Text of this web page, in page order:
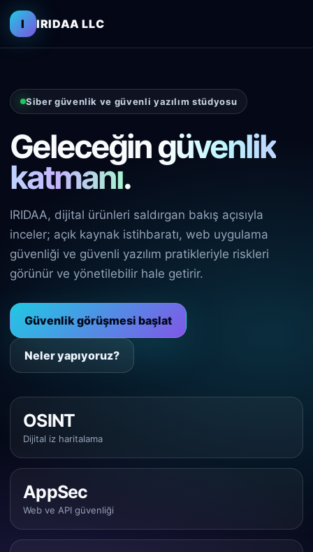
I IRIDAA LLC
Siber güvenlik ve güvenli yazılım stüdyosu
Geleceğingüvenlik
katmanı.
IRIDAA, dijital ürünleri saldırgan bakış açısıyla
inceler; açık kaynak istihbaratı, web uygulama
güvenliği ve güvenli yazılım pratikleriyle riskleri
görünür ve yönetilebilir hale getirir.
Güvenlik görüşmesi başlat
Neler yapıyoruz?
OSINT
Dijital iz haritalama
AppSec
Web ve API güvenliği